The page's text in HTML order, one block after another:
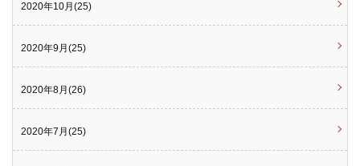
2020年10月(25)
2020年9月(25)
2020年8月(26)
2020年7月(25)